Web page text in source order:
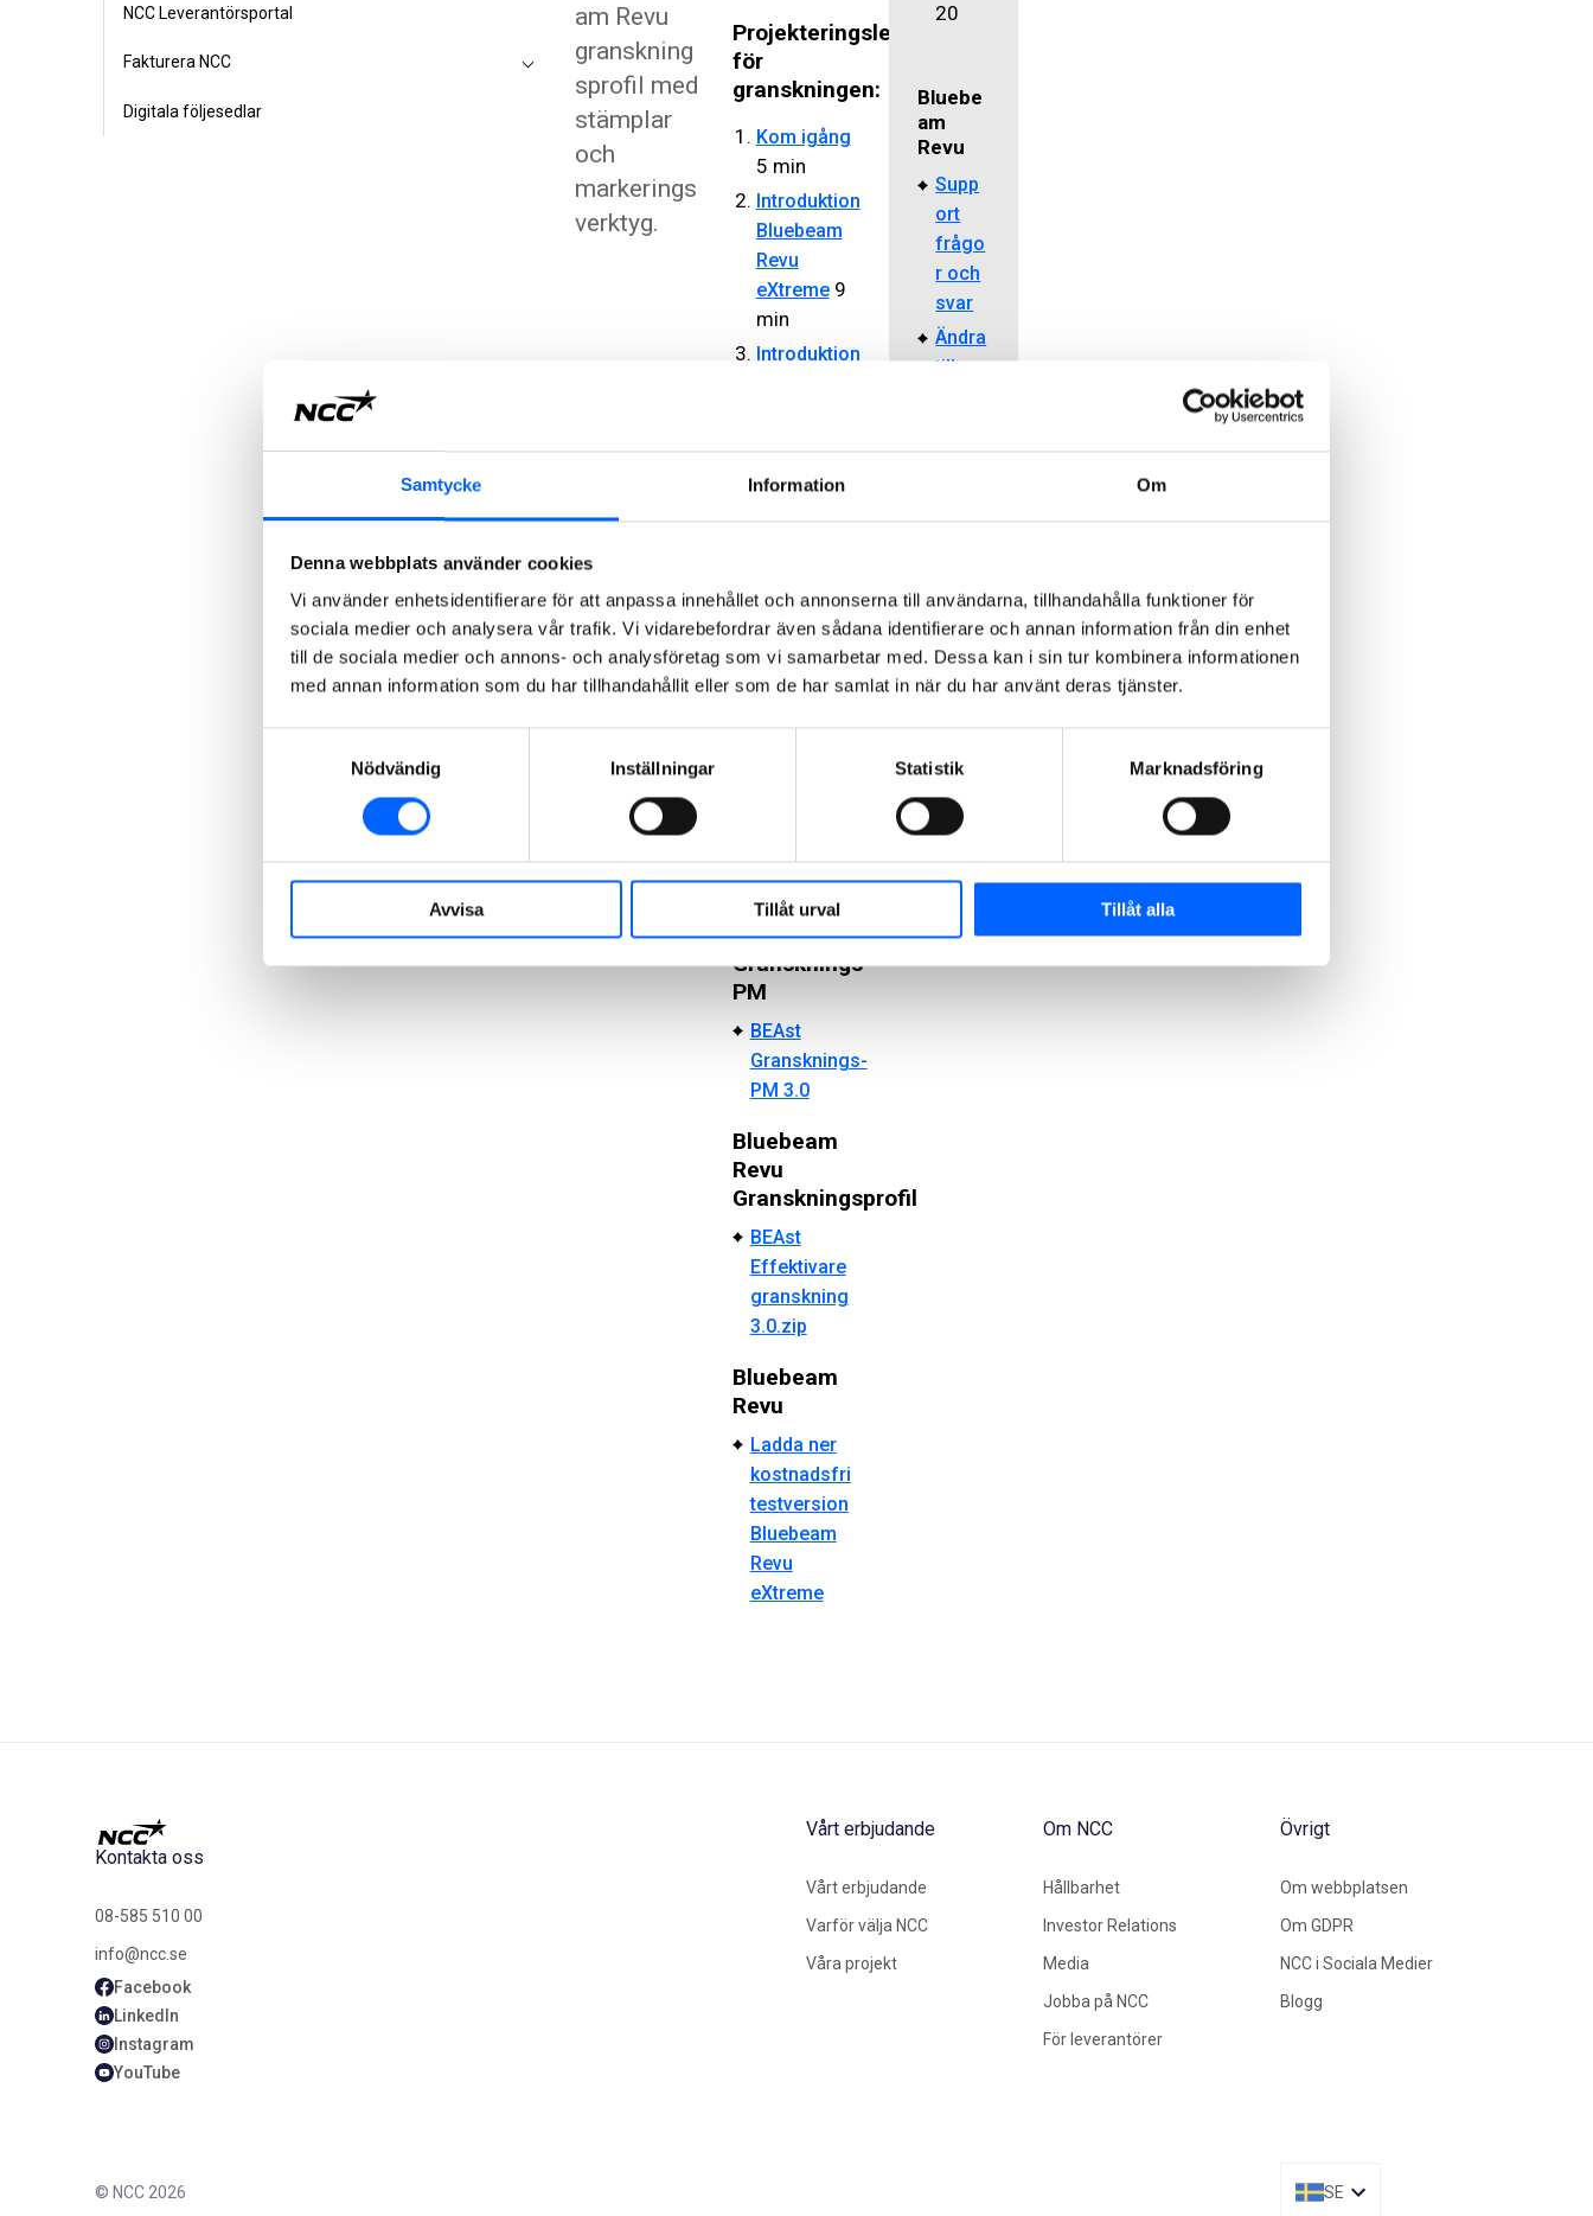
Samtycke Information Om
Denna webbplats använder cookies
Vi använder enhetsidentifierare för att anpassa innehållet och annonserna till användarna, tillhandahålla funktioner för
sociala medier och analysera vår trafik. Vi vidarebefordrar även sådana identifierare och annan information från din enhet
till de sociala medier och annons- och analysföretag som vi samarbetar med. Dessa kan i sin tur kombinera informationen
med annan information som du har tillhandahållit eller som de har samlat in när du har använt deras tjänster.
Nödvändig
Inställningar Statistik Marknadsföring
Avvisa Tillåt urval Tillåt alla
NCC Leverantörsportal
Fakturera NCC
Digitala följesedlar
am Revu
granskning
sprofil med
stämplar
och
markerings
verktyg.
Projekteringsledare
för
granskningen:
Kom igång
5 min
Introduktion
Bluebeam
Revu
eXtreme9
min
Introduktion
18 min
Starta
granskning
5 min
Deltagare i
granskning
Användartips
2 min
Gransknings-
PM
BEAst
Gransknings-
PM 3.0
Bluebeam
Revu
Granskningsprofil
BEAst
Effektivare
granskning
3.0.zip
Bluebeam
Revu
Ladda ner
kostnadsfri
testversion
Bluebeam
Revu
eXtreme
20
Bluebe
am
Revu
Supp
ort
frågo
r och
svar
Ändra
till
Studi
Kontakta oss
08-585 510 00
info@ncc.se
Facebook
LinkedIn
Instagram
YouTube
Vårt erbjudande
Vårt erbjudande
Varför välja NCC
Våra projekt
Om NCC
Hållbarhet
Investor Relations
Media
Jobba på NCC
För leverantörer
Övrigt
Om webbplatsen
Om GDPR
NCC i Sociala Medier
Blogg
© NCC 2026 SE